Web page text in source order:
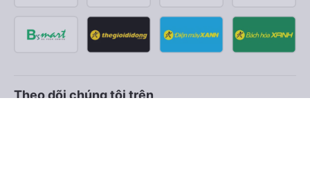
Theo dõi chúng tôi trên